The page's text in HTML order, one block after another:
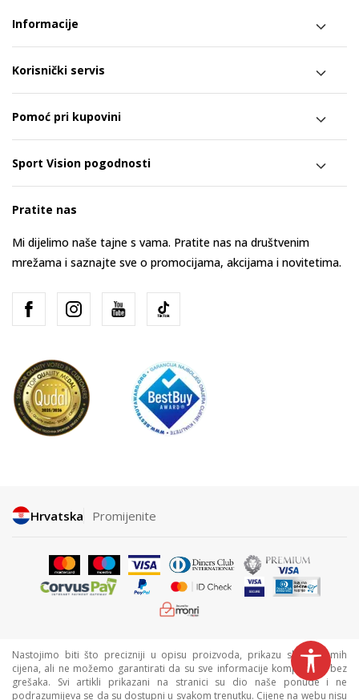
Informacije
Korisnički servis
Pomoć pri kupovini
Sport Vision pogodnosti
Pratite nas
Mi dijelimo naše tajne s vama. Pratite nas na društvenim
mrežama i saznajte sve o promocijama, akcijama i novitetima.
Hrvatska Promijenite
Nastojimo biti što precizniji u opisu proizvoda, prikazu slika i samih
cijena, ali ne možemo garantirati da su sve informacije kompletne i bez
grešaka. Svi artikli prikazani na stranici su dio naše ponude i ne
podrazumijeva se da su dostupni u svakom trenutku. Cijene na webu nisu